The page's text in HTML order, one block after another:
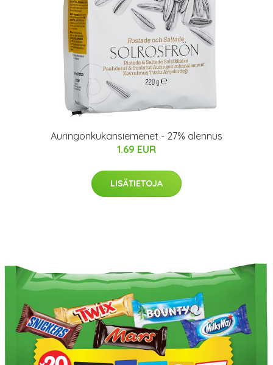
Auringonkukansiemenet - 27% alennus
1.69 EUR
LISÄTIETOJA